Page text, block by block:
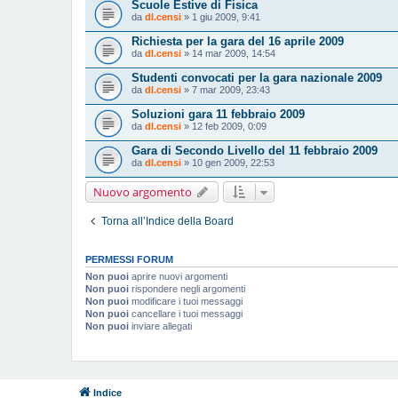
Scuole Estive di Fisica
da dl.censi » 1 giu 2009, 9:41
Richiesta per la gara del 16 aprile 2009
da dl.censi » 14 mar 2009, 14:54
Studenti convocati per la gara nazionale 2009
da dl.censi » 7 mar 2009, 23:43
Soluzioni gara 11 febbraio 2009
da dl.censi » 12 feb 2009, 0:09
Gara di Secondo Livello del 11 febbraio 2009
da dl.censi » 10 gen 2009, 22:53
Nuovo argomento
Torna all’Indice della Board
PERMESSI FORUM
Non puoi aprire nuovi argomenti
Non puoi rispondere negli argomenti
Non puoi modificare i tuoi messaggi
Non puoi cancellare i tuoi messaggi
Non puoi inviare allegati
Indice